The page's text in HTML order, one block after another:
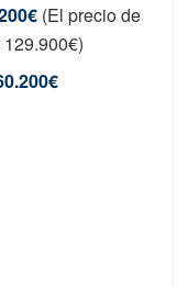
(El precio de